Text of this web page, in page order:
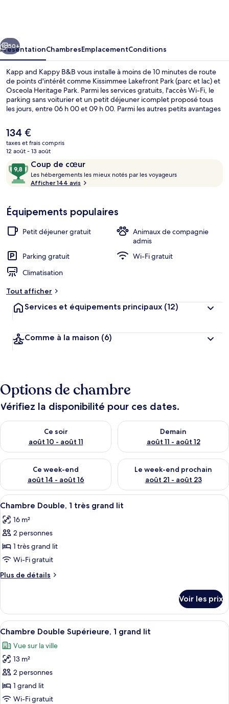
Suivant
50+
PrésentationChambresEmplacementConditions
Kapp and Kappy B&B vous installe à moins de 10 minutes de route
de points d'intérêt comme Kissimmee Lakefront Park (parc et lac) et
Osceola Heritage Park. Parmi les services gratuits, l'accès Wi-Fi, le
parking sans voiturier et un petit déjeuner icomplet proposé tous
les jours, entre 06 h 00 et 09 h 00. Parmi les autres petits avantages
Le
prix
actuel
de
134 €.
134 €
taxes et frais compris
12 août - 13 août
Avis
voyageurs
Coup de cœur
9,8
sur
10,
cœur
Les hébergements les mieux notés par les voyageurs
b
t
l
n
o
t
é
s
p
r
e
u
r
Afficher 144 avis
Équipements populaires
Petit déjeuner gratuit
Animaux de compagnie
admis
Parking gratuit
Wi-Fi gratuit
Climatisation
Tout afficher
Services et équipements principaux (12)
Comme à la maison (6)
Options de chambre
Vérifiez la disponibilité pour ces dates.
Ce soir
août 10 - août 11
Vérifier la disponibilité pour ce soir août 10 - août 11
Demain
août 11 - août 12
Vérifier la disponibilité pour
Ce week-end
août 14 - août 16
Vérifier la disponibilité pour ce week-end août 14 - août 16
Le week-end prochain
août 21 - août 23
Vérifier la disponibilité pour
Afficher
toutes
les
photos
pour
ce
type
de
Chambre
Double,
1
très
grand
lit
Un lit à baldaquin, une table de
6
Chambre Double, 1 très grand lit
16 m²
2 personnes
1 très grand lit
Wi-Fi gratuit
Plus de détails
Plus
le
type
de
Chambre
Double,
très
grand
lit
Voir les prix
Afficher
toutes
les
photos
pour
ce
type
Une chambre à coucher avec un lit,
10
Chambre Double Supérieure, 1 grand lit
Vue sur la ville
13 m²
2 personnes
1 grand lit
Wi-Fi gratuit